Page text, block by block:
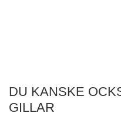
DU KANSKE
GILLAR